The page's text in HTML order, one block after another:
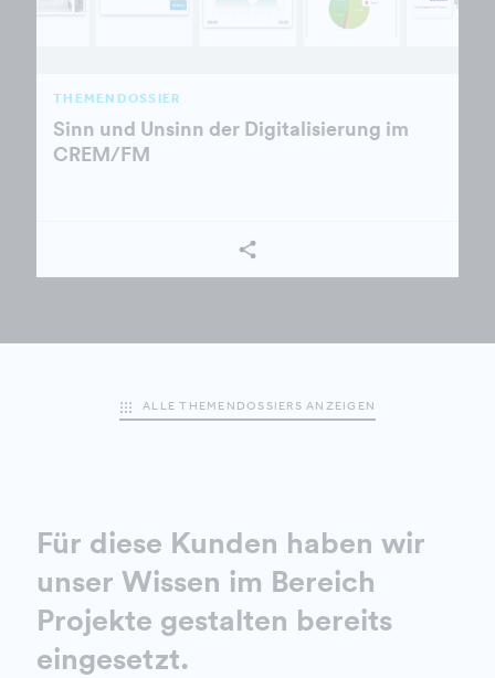
THEMENDOSSIER
Sinn und Unsinn der Digitalisierung im
CREM/FM
ALLE THEMENDOSSIERS ANZEIGEN
Für diese Kunden haben wir
unser Wissen im Bereich
Projekte gestalten bereits
eingesetzt.